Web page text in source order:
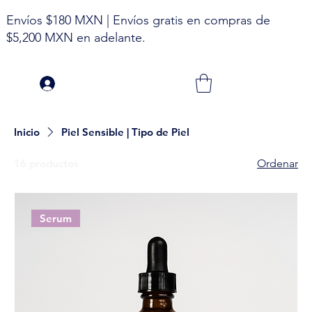
Envíos $180 MXN | Envíos gratis en compras de
$5,200 MXN en adelante.
Inicio Piel Sensible | Tipo de Piel
Ordenar
Serum